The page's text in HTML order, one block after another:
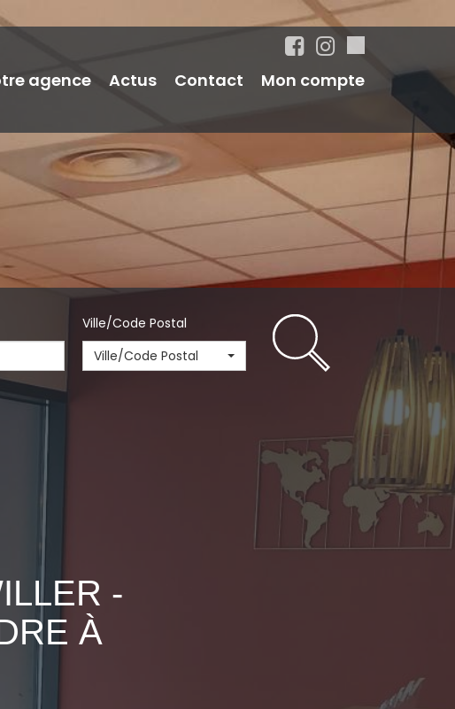
agence Actus Contact Mon compte
Ville/Code Postal
Ville/Code Postal
-
À